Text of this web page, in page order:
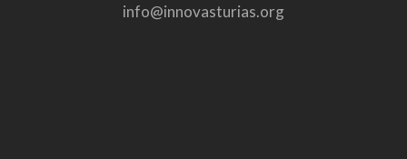
info@innovasturias.org